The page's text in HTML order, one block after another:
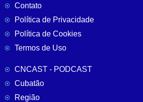
Contato
Política de Privacidade
Política de Cookies
Termos de Uso
CNCAST - PODCAST
Cubatão
Região